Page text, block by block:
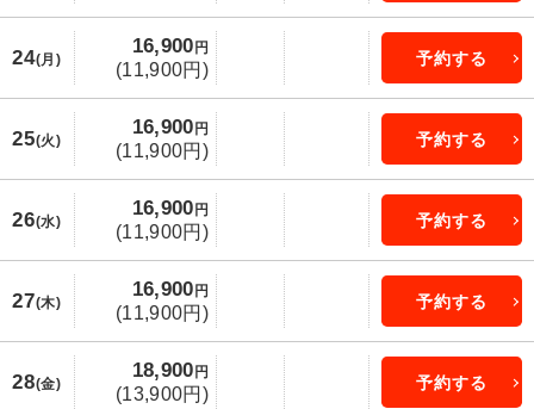
24(月)
16,900 円
(11,900円)
予約する
25(火)
16,900 円
(11,900円)
予約する
26(水)
16,900 円
(11,900円)
予約する
27(木)
16,900 円
(11,900円)
予約する
28(金)
18,900 円
(13,900円)
予約する